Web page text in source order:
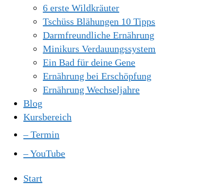
6 erste Wildkräuter
Tschüss Blähungen 10 Tipps
Darmfreundliche Ernährung
Minikurs Verdauungssystem
Ein Bad für deine Gene
Ernährung bei Erschöpfung
Ernährung Wechseljahre
Blog
Kursbereich
– Termin
– YouTube
Start